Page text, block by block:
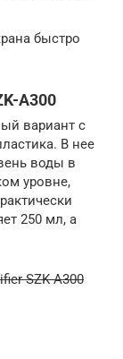
быстро
A300
вариант с
В нее
воды в
уровне,
250 мл, а
SZK-A300